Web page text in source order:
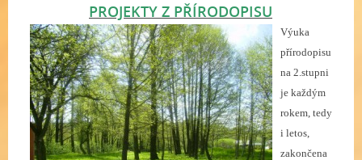
PROJEKTY Z PŘÍRODOPISU
Výuka
přírodopisu
na 2.stupni
je každým
rokem, tedy
i letos,
zakončena